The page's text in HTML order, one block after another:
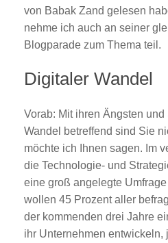
von Babak Zand gelesen
nehme ich auch an seiner
Blogparade zum Thema teil.
Digitaler Wandel
Vorab: Mit ihren Ängsten
Wandel betreffend sind Sie
möchte ich Ihnen sagen. Im
die Technologie- und
eine groß angelegte
wollen 45 Prozent aller
der kommenden drei Jahre
ihr Unternehmen entwickeln,